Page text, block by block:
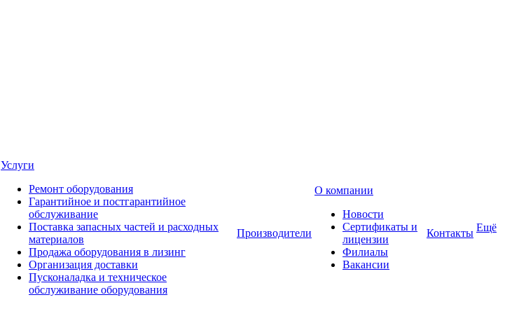
Услуги
Ремонт оборудования
Гарантийное и постгарантийное
обслуживание
Поставка запасных частей и расходных
материалов
Продажа оборудования в лизинг
Организация доставки
Пусконаладка и техническое
обслуживание оборудования
Производители
О компании
Новости
Сертификаты и
лицензии
Филиалы
Вакансии
Контакты Ещё